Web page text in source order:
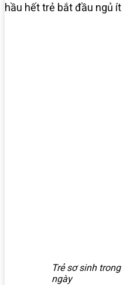
hầu hết trẻ bắt đầu ngủ
Trẻ sơ sinh
ngày